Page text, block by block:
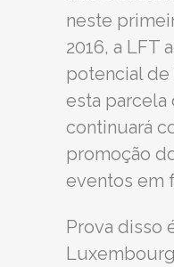
neste
2016, a LFT
potencial
esta parcela
continuará
promoção
eventos em
Prova disso
Luxembourg